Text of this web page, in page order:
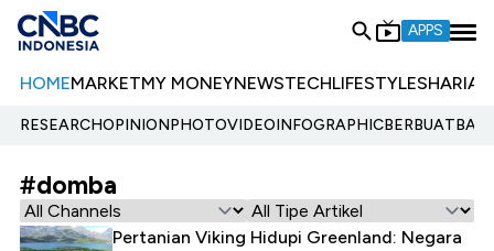
APPS
HOMEMARKETMY MONEYNEWSTECHLIFESTYLESHARIA
RESEARCHOPINIONPHOTOVIDEOINFOGRAPHIC
#domba
Pertanian Viking Hidupi Greenland: Negara